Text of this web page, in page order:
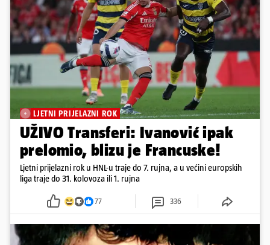
LJETNI PRIJELAZNI ROK
UŽIVO Transferi: Ivanović ipak
prelomio, blizu je Francuske!
Ljetni prijelazni rok u HNL-u traje do 7. rujna, a u većini europskih
liga traje do 31. kolovoza ili 1. rujna
77 336